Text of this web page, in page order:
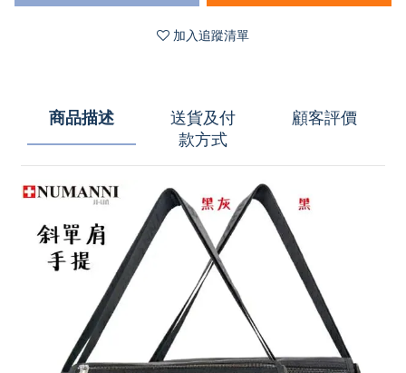
加入追蹤清單
商品描述
送貨及付
款方式
顧客評價